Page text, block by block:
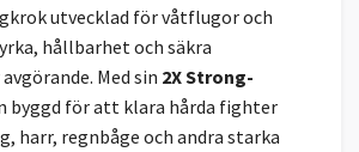
utvecklad för våtflugor och
hållbarhet och säkra
Med sin 2X Strong-
byggd för att klara hårda fighter
harr, regnbåge och andra starka